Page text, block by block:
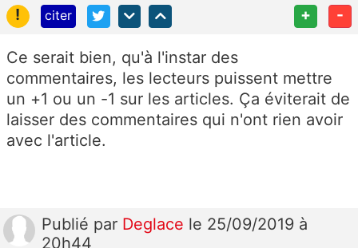
!
citer + -
Ce serait bien, qu'à l'instar des
commentaires, les lecteurs puissent mettre
un +1 ou un -1 sur les articles. Ça éviterait de
laisser des commentaires qui n'ont rien avoir
avec l'article.
Publié par Deglace le 25/09/2019 à
20h44